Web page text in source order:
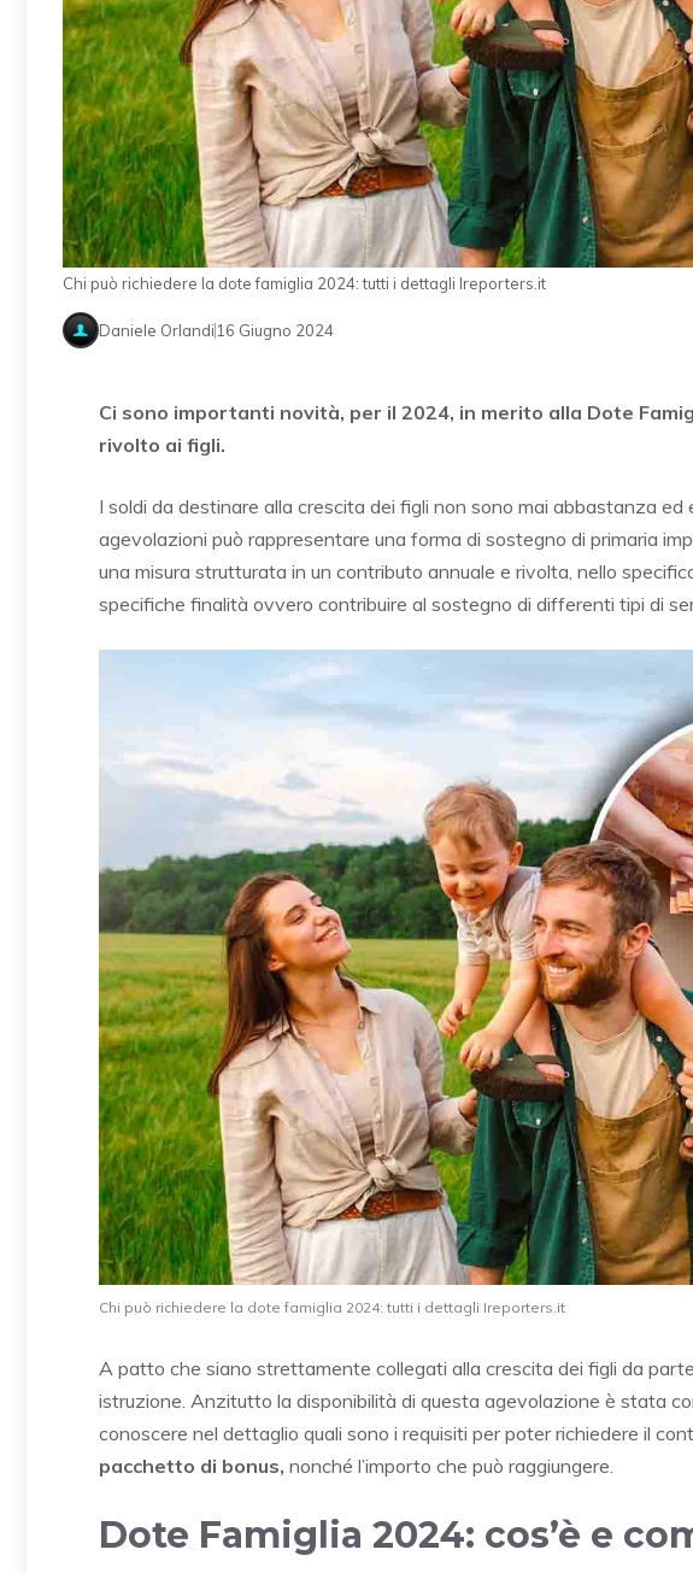
Chi può richiedere la dote famiglia 2024: tutti i dettagli Ireporters.it
Daniele Orlandi 16 Giugno 2024
Ci sono importanti novità, per il 2024, in merito alla Dote
rivolto ai figli.
I soldi da destinare alla crescita dei figli non sono mai abbastanza
agevolazioni può rappresentare una forma di sostegno di primaria
una misura strutturata in un contributo annuale e rivolta, nello
specifiche finalità ovvero contribuire al sostegno di differenti tipi di
Chi può richiedere la dote famiglia 2024: tutti i dettagli Ireporters.it
A patto che siano strettamente collegati alla crescita dei figli da
istruzione. Anzitutto la disponibilità di questa agevolazione è stata
conoscere nel dettaglio quali sono i requisiti per poter richiedere il
pacchetto di bonus, nonché l’importo che può raggiungere.
Dote Famiglia 2024: cos’è e